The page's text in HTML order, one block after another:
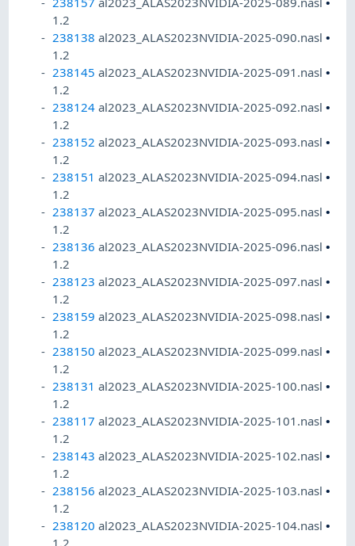
1.2
238138 al2023_ALAS2023NVIDIA-2025-090.nasl•
1.2
238145 al2023_ALAS2023NVIDIA-2025-091.nasl•
1.2
238124 al2023_ALAS2023NVIDIA-2025-092.nasl•
1.2
238152 al2023_ALAS2023NVIDIA-2025-093.nasl•
1.2
238151 al2023_ALAS2023NVIDIA-2025-094.nasl•
1.2
238137 al2023_ALAS2023NVIDIA-2025-095.nasl•
1.2
238136 al2023_ALAS2023NVIDIA-2025-096.nasl•
1.2
238123 al2023_ALAS2023NVIDIA-2025-097.nasl•
1.2
238159 al2023_ALAS2023NVIDIA-2025-098.nasl•
1.2
238150 al2023_ALAS2023NVIDIA-2025-099.nasl•
1.2
238131 al2023_ALAS2023NVIDIA-2025-100.nasl•
1.2
238117 al2023_ALAS2023NVIDIA-2025-101.nasl•
1.2
238143 al2023_ALAS2023NVIDIA-2025-102.nasl•
1.2
238156 al2023_ALAS2023NVIDIA-2025-103.nasl•
1.2
238120 al2023_ALAS2023NVIDIA-2025-104.nasl•